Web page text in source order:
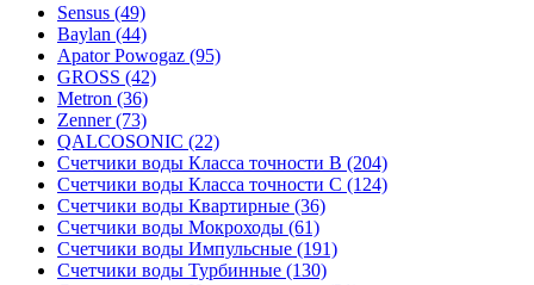
Sensus (49)
Baylan (44)
Apator Powogaz (95)
GROSS (42)
Metron (36)
Zenner (73)
QALCOSONIC (22)
Счетчики воды Класса точности В (204)
Счетчики воды Класса точности С (124)
Счетчики воды Квартирные (36)
Счетчики воды Мокроходы (61)
Счетчики воды Импульсные (191)
Счетчики воды Турбинные (130)